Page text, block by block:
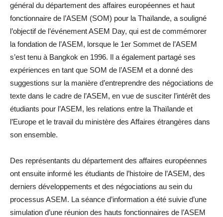
général du département des affaires européennes et haut
fonctionnaire de l’ASEM (SOM) pour la Thaïlande, a souligné
l’objectif de l’événement ASEM Day, qui est de commémorer
la fondation de l’ASEM, lorsque le 1er Sommet de l’ASEM
s’est tenu à Bangkok en 1996. Il a également partagé ses
expériences en tant que SOM de l’ASEM et a donné des
suggestions sur la manière d’entreprendre des négociations de
texte dans le cadre de l’ASEM, en vue de susciter l’intérêt des
étudiants pour l’ASEM, les relations entre la Thaïlande et
l’Europe et le travail du ministère des Affaires étrangères dans
son ensemble.
Des représentants du département des affaires européennes
ont ensuite informé les étudiants de l’histoire de l’ASEM, des
derniers développements et des négociations au sein du
processus ASEM. La séance d’information a été suivie d’une
simulation d’une réunion des hauts fonctionnaires de l’ASEM